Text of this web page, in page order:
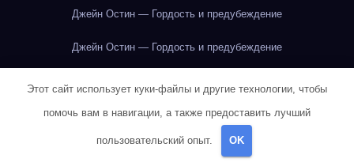
Джейн Остин — Гордость и предубеждение
Джейн Остин — Гордость и предубеждение
Джейн Остин — Гордость и предубеждение
Джейн Остин — Гордость и предубеждение
Этот сайт использует куки-файлы и другие технологии, чтобы
помочь вам в навигации, а также предоставить лучший
пользовательский опыт. OK